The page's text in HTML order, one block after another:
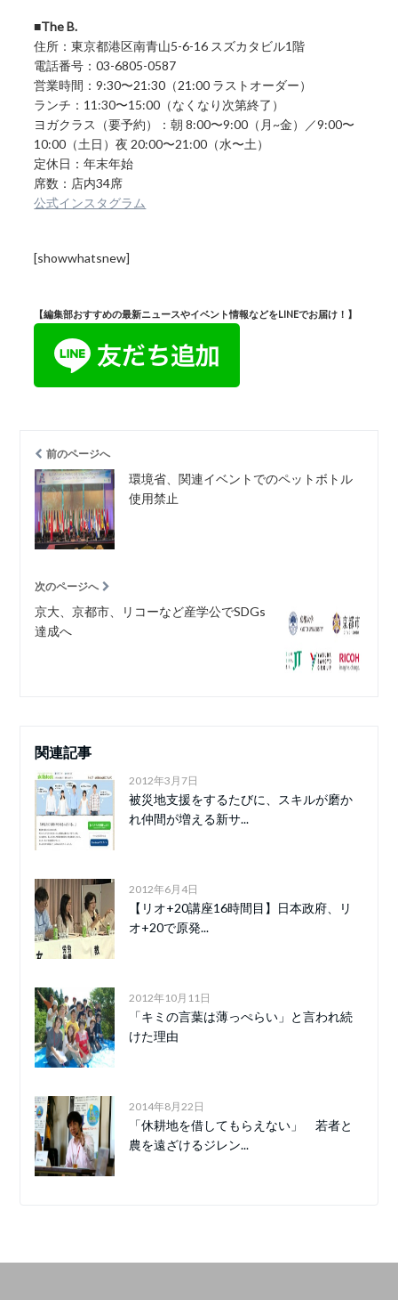
■The B.
住所：東京都港区南青山5-6-16 スズカタビル1階
電話番号：03-6805-0587
営業時間：9:30〜21:30（21:00 ラストオーダー）
ランチ：11:30〜15:00（なくなり次第終了）
ヨガクラス（要予約）：朝 8:00〜9:00（月~金）／9:00〜
10:00（土日）夜 20:00〜21:00（水〜土）
定休日：年末年始
席数：店内34席
公式インスタグラム
[showwhatsnew]
【編集部おすすめの最新ニュースやイベント情報などをLINEでお届け！】
前のページへ
環境省、関連イベントでのペットボトル
使用禁止
次のページへ
京大、京都市、リコーなど産学公でSDGs
達成へ
関連記事
2012年3月7日
被災地支援をするたびに、スキルが磨か
れ仲間が増える新サ...
2012年6月4日
【リオ+20講座16時間目】日本政府、リ
オ+20で原発...
2012年10月11日
「キミの言葉は薄っぺらい」と言われ続
けた理由
2014年8月22日
「休耕地を借してもらえない」 若者と
農を遠ざけるジレン...